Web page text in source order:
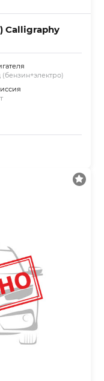
Calligraphy